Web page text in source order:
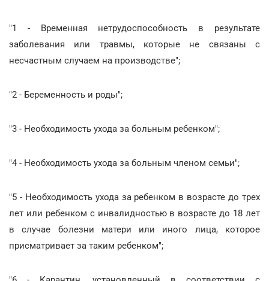
"1 - Временная нетрудоспособность в результате
заболевания или травмы, которые не связаны с
несчастным случаем на производстве";
"2 - Беременность и роды";
"3 - Необходимость ухода за больным ребенком";
"4 - Необходимость ухода за больным членом семьи";
"5 - Необходимость ухода за ребенком в возрасте до трех
лет или ребенком с инвалидностью в возрасте до 18 лет
в случае болезни матери или иного лица, которое
присматривает за таким ребенком";